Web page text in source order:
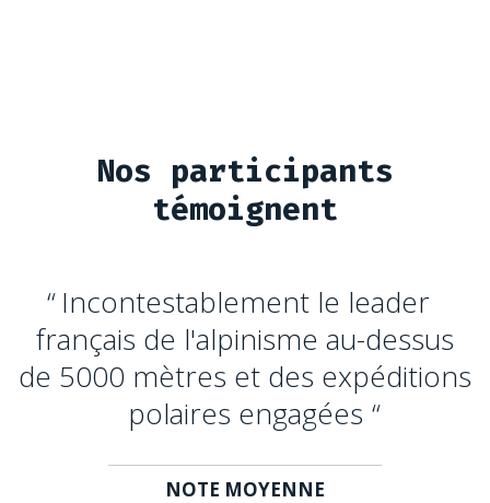
Nos participants
témoignent
Incontestablement le leader
français de l'alpinisme au-dessus
de 5000 mètres et des expéditions
polaires engagées
NOTE MOYENNE